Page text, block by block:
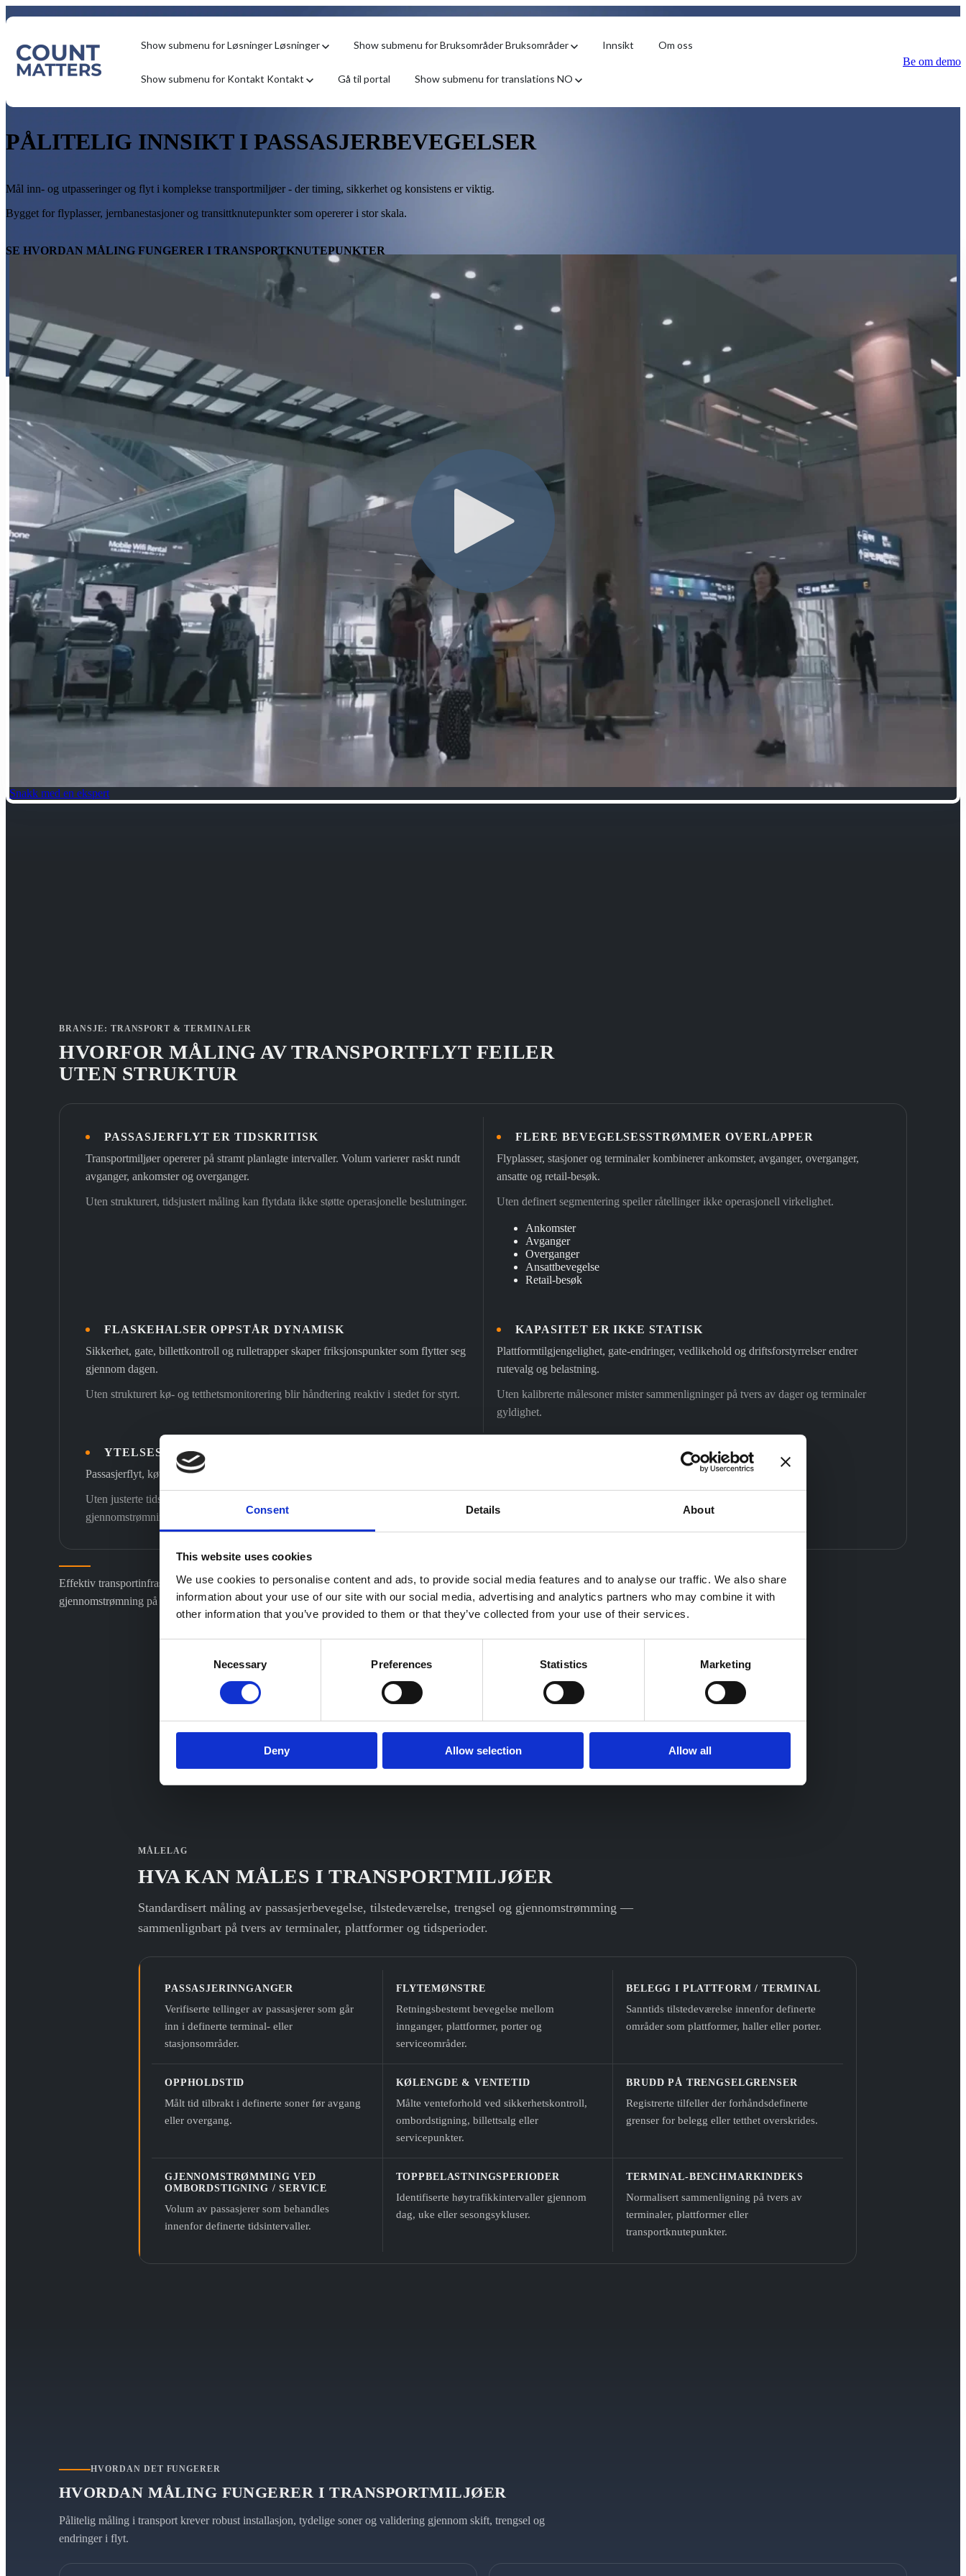
Consent Details About
This website uses cookies
We use cookies to personalise content and ads, to provide social media features and to analyse our traffic. We also share
information about your use of our site with our social media, advertising and analytics partners who may combine it with
other information that you’ve provided to them or that they’ve collected from your use of their services.
Necessary Preferences Statistics Marketing
Deny Allow selection Allow all
Show submenu for LøsningerLøsninger Show submenu for BruksområderBruksområder Innsikt Om oss
Show submenu for Kontakt Kontakt Gå til portal Show submenu for translations NO
Be om demo
PÅLITELIG INNSIKT I PASSASJERBEVEGELSER
Mål inn- og utpasseringer og flyt i komplekse transportmiljøer - der timing, sikkerhet og konsistens er viktig.
Bygget for flyplasser, jernbanestasjoner og transittknutepunkter som opererer i stor skala.
SE HVORDAN MÅLING FUNGERER I TRANSPORTKNUTEPUNKTER
Snakk med en ekspert
BRANSJE: TRANSPORT & TERMINALER
HVORFOR MÅLING AV TRANSPORTFLYT FEILER
UTEN STRUKTUR
PASSASJERFLYT ER TIDSKRITISK
Transportmiljøer opererer på stramt planlagte intervaller. Volum varierer raskt rundt
avganger, ankomster og overganger.
Uten strukturert, tidsjustert måling kan flytdata ikke støtte operasjonelle beslutninger.
FLERE BEVEGELSESSTRØMMER OVERLAPPER
Flyplasser, stasjoner og terminaler kombinerer ankomster, avganger, overganger,
ansatte og retail-besøk.
Uten definert segmentering speiler råtellinger ikke operasjonell virkelighet.
Ankomster
Avganger
Overganger
Ansattbevegelse
Retail-besøk
FLASKEHALSER OPPSTÅR DYNAMISK
Sikkerhet, gate, billettkontroll og rulletrapper skaper friksjonspunkter som flytter seg
gjennom dagen.
Uten strukturert kø- og tetthetsmonitorering blir håndtering reaktiv i stedet for styrt.
KAPASITET ER IKKE STATISK
Plattformtilgjengelighet, gate-endringer, vedlikehold og driftsforstyrrelser endrer
rutevalg og belastning.
Uten kalibrerte målesoner mister sammenligninger på tvers av dager og terminaler
gyldighet.
YTELSESDATA ER IKKE JUSTERT
Passasjerflyt, køtid og operasjonelle nøkkeltall ligger ofte i separate systemer.
Uten justerte tidsstempler og standardiserte rapporteringsvinduer kan
gjennomstrømning ikke benchmarkes pålitelig.
Effektiv transportinfrastruktur avhenger av standardisert måling av passasjerflyt, tetthet, friksjon og
gjennomstrømning på tvers av terminaler og tidsperioder.
MÅLELAG
HVA KAN MÅLES I TRANSPORTMILJØER
Standardisert måling av passasjerbevegelse, tilstedeværelse, trengsel og gjennomstrømming —
sammenlignbart på tvers av terminaler, plattformer og tidsperioder.
PASSASJERINNGANGER
Verifiserte tellinger av passasjerer som går
inn i definerte terminal- eller
stasjonsområder.
FLYTEMØNSTRE
Retningsbestemt bevegelse mellom
innganger, plattformer, porter og
serviceområder.
BELEGG I PLATTFORM / TERMINAL
Sanntids tilstedeværelse innenfor definerte
områder som plattformer, haller eller porter.
OPPHOLDSTID
Målt tid tilbrakt i definerte soner før avgang
eller overgang.
KØLENGDE & VENTETID
Målte venteforhold ved sikkerhetskontroll,
ombordstigning, billettsalg eller
servicepunkter.
BRUDD PÅ TRENGSELGRENSER
Registrerte tilfeller der forhåndsdefinerte
grenser for belegg eller tetthet overskrides.
GJENNOMSTRØMMING VED
OMBORDSTIGNING / SERVICE
Volum av passasjerer som behandles
innenfor definerte tidsintervaller.
TOPPBELASTNINGSPERIODER
Identifiserte høytrafikkintervaller gjennom
dag, uke eller sesongsykluser.
TERMINAL-BENCHMARKINDEKS
Normalisert sammenligning på tvers av
terminaler, plattformer eller
transportknutepunkter.
HVORDAN DET FUNGERER
HVORDAN MÅLING FUNGERER I TRANSPORTMILJØER
Pålitelig måling i transport krever robust installasjon, tydelige soner og validering gjennom skift, trengsel og
endringer i flyt.